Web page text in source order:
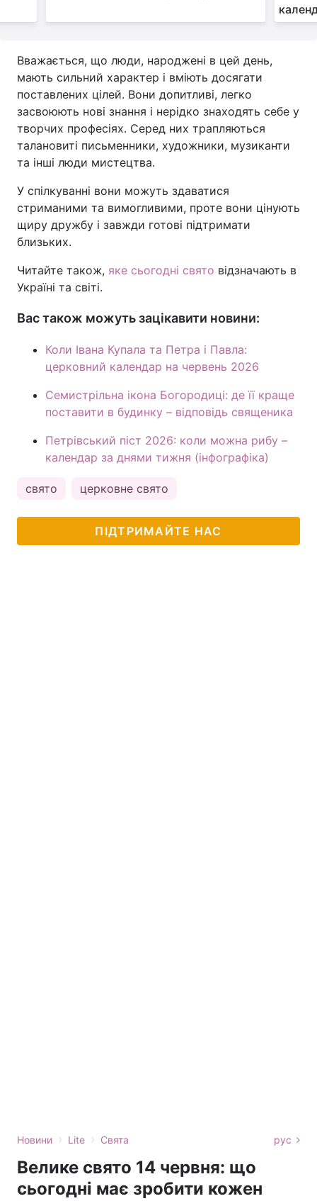
Вважається, що люди, народжені в цей день,
мають сильний характер і вміють досягати
поставлених цілей. Вони допитливі, легко
засвоюють нові знання і нерідко знаходять себе у
творчих професіях. Серед них трапляються
талановиті письменники, художники, музиканти
та інші люди мистецтва.
У спілкуванні вони можуть здаватися
стриманими та вимогливими, проте вони цінують
щиру дружбу і завжди готові підтримати
близьких.
Читайте також, яке сьогодні свято відзначають в
Україні та світі.
Вас також можуть зацікавити новини:
Коли Івана Купала та Петра і Павла:
церковний календар на червень 2026
Семистрільна ікона Богородиці: де її краще
поставити в будинку – відповідь священика
Петрівський піст 2026: коли можна рибу –
календар за днями тижня (інфографіка)
свято церковне свято
ПІДТРИМАЙТЕ НАС
Новини › Lite › Свята рус
Велике свято 14 червня: що
сьогодні має зробити кожен